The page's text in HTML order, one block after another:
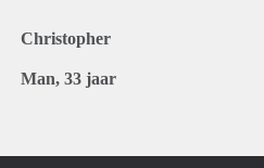
Christopher
Man, 33 jaar